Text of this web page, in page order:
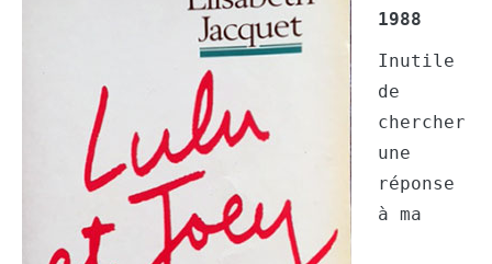
1988
Inutile
de
chercher
une
réponse
à ma